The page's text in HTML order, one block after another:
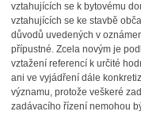
vztahujících se k bytovému
vztahujících se ke stavbě
důvodů uvedených v
přípustné. Zcela novým je
vztažení referencí k určité
ani ve vyjádření dále
významu, protože veškeré
zadávacího řízení nemohou